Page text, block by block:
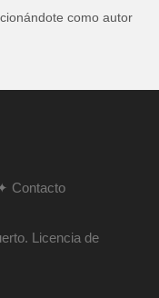
como autor
Contacto
Licencia de